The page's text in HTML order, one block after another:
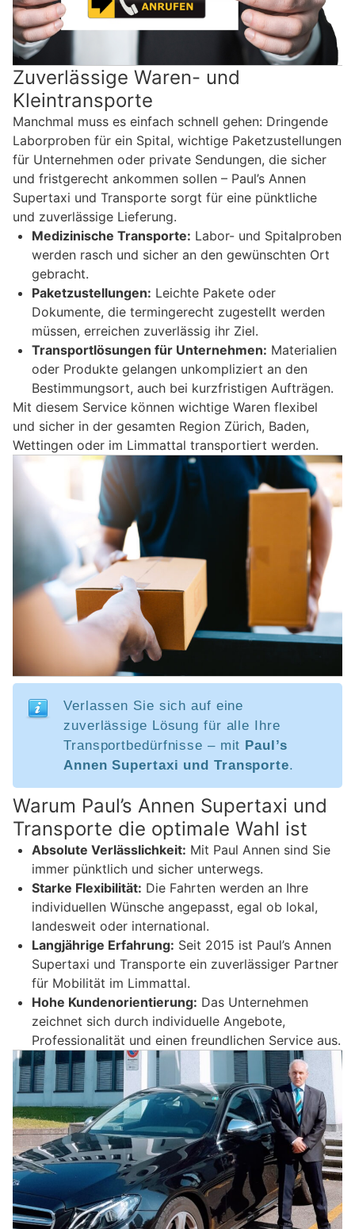
Zuverlässige Waren- und
Kleintransporte
Manchmal muss es einfach schnell gehen: Dringende
Laborproben für ein Spital, wichtige Paketzustellungen
für Unternehmen oder private Sendungen, die sicher
und fristgerecht ankommen sollen – Paul’s Annen
Supertaxi und Transporte sorgt für eine pünktliche
und zuverlässige Lieferung.
Medizinische Transporte: Labor- und Spitalproben
werden rasch und sicher an den gewünschten Ort
gebracht.
Paketzustellungen: Leichte Pakete oder
Dokumente, die termingerecht zugestellt werden
müssen, erreichen zuverlässig ihr Ziel.
Transportlösungen für Unternehmen: Materialien
oder Produkte gelangen unkompliziert an den
Bestimmungsort, auch bei kurzfristigen Aufträgen.
Mit diesem Service können wichtige Waren flexibel
und sicher in der gesamten Region Zürich, Baden,
Wettingen oder im Limmattal transportiert werden.
Verlassen Sie sich auf eine
zuverlässige Lösung für alle Ihre
Transportbedürfnisse – mit Paul’s
Annen Supertaxi und Transporte.
Warum Paul’s Annen Supertaxi und
Transporte die optimale Wahl ist
Absolute Verlässlichkeit: Mit Paul Annen sind Sie
immer pünktlich und sicher unterwegs.
Starke Flexibilität: Die Fahrten werden an Ihre
individuellen Wünsche angepasst, egal ob lokal,
landesweit oder international.
Langjährige Erfahrung: Seit 2015 ist Paul’s Annen
Supertaxi und Transporte ein zuverlässiger Partner
für Mobilität im Limmattal.
Hohe Kundenorientierung: Das Unternehmen
zeichnet sich durch individuelle Angebote,
Professionalität und einen freundlichen Service aus.